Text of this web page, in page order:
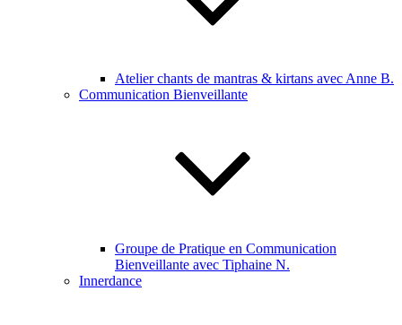
Atelier chants de mantras & kirtans avec Anne B.
Communication Bienveillante
Groupe de Pratique en Communication
Bienveillante avec Tiphaine N.
Innerdance